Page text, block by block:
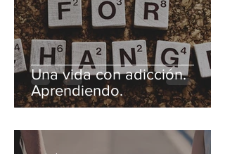
Una vida con adicción.
Aprendiendo.